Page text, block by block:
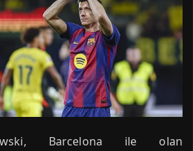
Barcelona ile olan